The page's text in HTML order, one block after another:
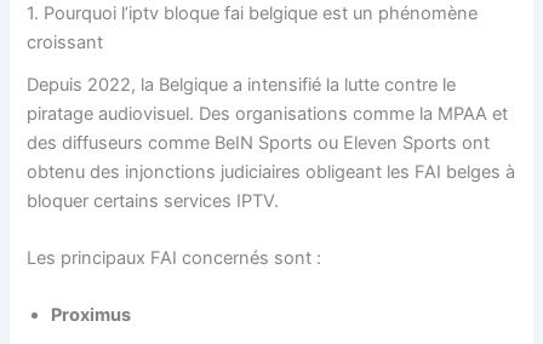
1. Pourquoi l’iptv bloque fai belgique est un phénomène
croissant
Depuis 2022, la Belgique a intensifié la lutte contre le
piratage audiovisuel. Des organisations comme la MPAA et
des diffuseurs comme BeIN Sports ou Eleven Sports ont
obtenu des injonctions judiciaires obligeant les FAI belges à
bloquer certains services IPTV.
Les principaux FAI concernés sont :
Proximus